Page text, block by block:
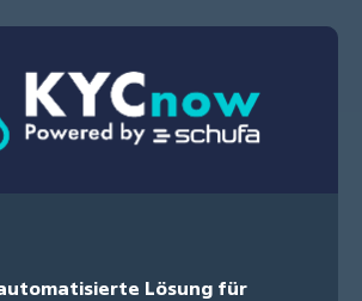
automatisierte Lösung für